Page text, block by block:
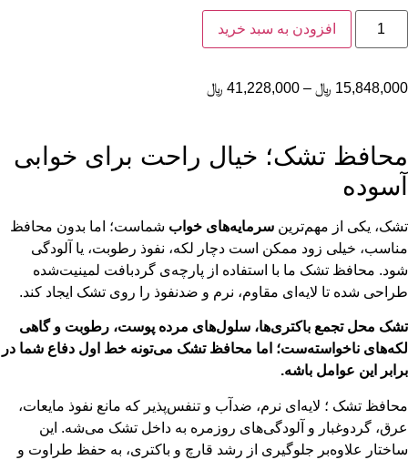
افزودن به سبد خرید
15,848,000 ﷼ –
41,228,000 ﷼
محافظ تشک؛ خیال راحت برای خوابی
آسوده
تشک، یکی از مهم‌ترین سرمایه‌های خواب شماست؛ اما بدون محافظ
مناسب، خیلی زود ممکن است دچار لکه، نفوذ رطوبت، یا آلودگی
شود. محافظ تشک ما با استفاده از پارچه‌ی گردبافت لمینیت‌شده
طراحی شده تا لایه‌ای مقاوم، نرم و ضدنفوذ را روی تشک ایجاد کند.
تشک محل تجمع باکتری‌ها، سلول‌های مرده پوست، رطوبت و گاهی
لکه‌های ناخواسته‌ست؛ اما محافظ تشک می‌تونه خط اول دفاع شما در
برابر این عوامل باشه.
محافظ تشک ؛ لایه‌ای نرم، ضدآب و تنفس‌پذیر که مانع نفوذ مایعات،
عرق، گردوغبار و آلودگی‌های روزمره به داخل تشک می‌شه. این
ساختار علاوه‌بر جلوگیری از رشد قارچ و باکتری، به حفظ طراوت و